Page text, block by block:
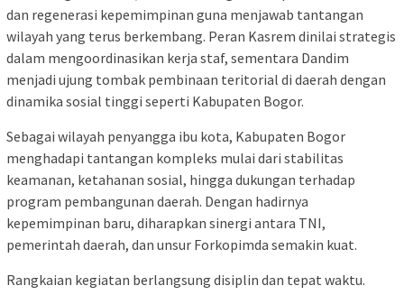
dan regenerasi kepemimpinan guna menjawab tantangan
wilayah yang terus berkembang. Peran Kasrem dinilai strategis
dalam mengoordinasikan kerja staf, sementara Dandim
menjadi ujung tombak pembinaan teritorial di daerah dengan
dinamika sosial tinggi seperti Kabupaten Bogor.
Sebagai wilayah penyangga ibu kota, Kabupaten Bogor
menghadapi tantangan kompleks mulai dari stabilitas
keamanan, ketahanan sosial, hingga dukungan terhadap
program pembangunan daerah. Dengan hadirnya
kepemimpinan baru, diharapkan sinergi antara TNI,
pemerintah daerah, dan unsur Forkopimda semakin kuat.
Rangkaian kegiatan berlangsung disiplin dan tepat waktu.